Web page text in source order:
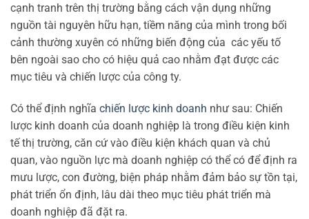
cạnh tranh trên thị trường bằng cách vận dụng những
nguồn tài nguyên hữu hạn, tiềm năng của mình trong bối
cảnh thường xuyên có những biến động của các yếu tố
bên ngoài sao cho có hiệu quả cao nhằm đạt được các
mục tiêu và chiến lược của công ty.
Có thể định nghĩa chiến lược kinh doanh như sau: Chiến
lược kinh doanh của doanh nghiệp là trong điều kiện kinh
tế thị trường, căn cứ vào điều kiện khách quan và chủ
quan, vào nguồn lực mà doanh nghiệp có thể có để định ra
mưu lược, con đường, biện pháp nhằm đảm bảo sự tồn tại,
phát triển ổn định, lâu dài theo mục tiêu phát triển mà
doanh nghiệp đã đặt ra.